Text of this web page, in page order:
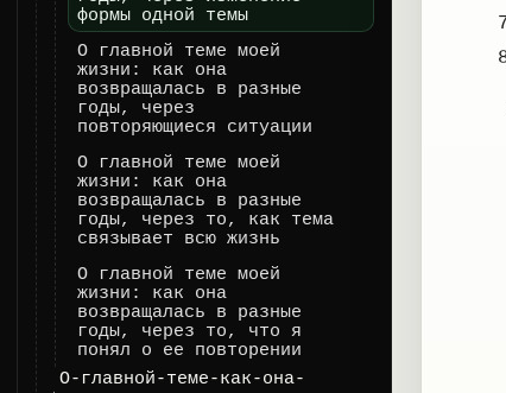
формы одной темы
О главной теме моей
жизни: как она
возвращалась в разные
годы, через
повторяющиеся ситуации
О главной теме моей
жизни: как она
возвращалась в разные
годы, через то, как тема
связывает всю жизнь
О главной теме моей
жизни: как она
возвращалась в разные
годы, через то, что я
понял о ее повторении
О-главной-теме-как-она-